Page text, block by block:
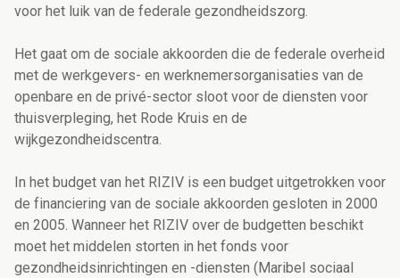
voor het luik van de federale gezondheidszorg.
Het gaat om de sociale akkoorden die de federale overheid
met de werkgevers- en werknemersorganisaties van de
openbare en de privé-sector sloot voor de diensten voor
thuisverpleging, het Rode Kruis en de
wijkgezondheidscentra.
In het budget van het RIZIV is een budget uitgetrokken voor
de financiering van de sociale akkoorden gesloten in 2000
en 2005. Wanneer het RIZIV over de budgetten beschikt
moet het middelen storten in het fonds voor
gezondheidsinrichtingen en -diensten (Maribel sociaal